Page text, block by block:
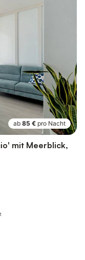
ab 85 € pro Nacht
mit Meerblick,